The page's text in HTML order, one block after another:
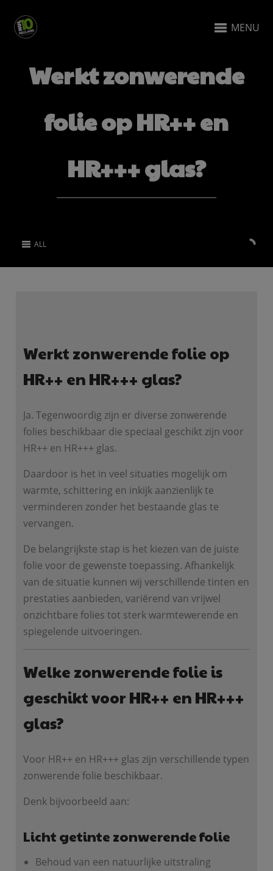
MENU
Werkt zonwerende
folie op HR++ en
HR+++ glas?
ALL
Werkt zonwerende folie op
HR++ en HR+++ glas?
Ja. Tegenwoordig zijn er diverse zonwerende
folies beschikbaar die speciaal geschikt zijn voor
HR++ en HR+++ glas.
Daardoor is het in veel situaties mogelijk om
warmte, schittering en inkijk aanzienlijk te
verminderen zonder het bestaande glas te
vervangen.
De belangrijkste stap is het kiezen van de juiste
folie voor de gewenste toepassing. Afhankelijk
van de situatie kunnen wij verschillende tinten en
prestaties aanbieden, variërend van vrijwel
onzichtbare folies tot sterk warmtewerende en
spiegelende uitvoeringen.
Welke zonwerende folie is
geschikt voor HR++ en HR+++
glas?
Voor HR++ en HR+++ glas zijn verschillende typen
zonwerende folie beschikbaar.
Denk bijvoorbeeld aan:
Licht getinte zonwerende folie
Behoud van een natuurlijke uitstraling